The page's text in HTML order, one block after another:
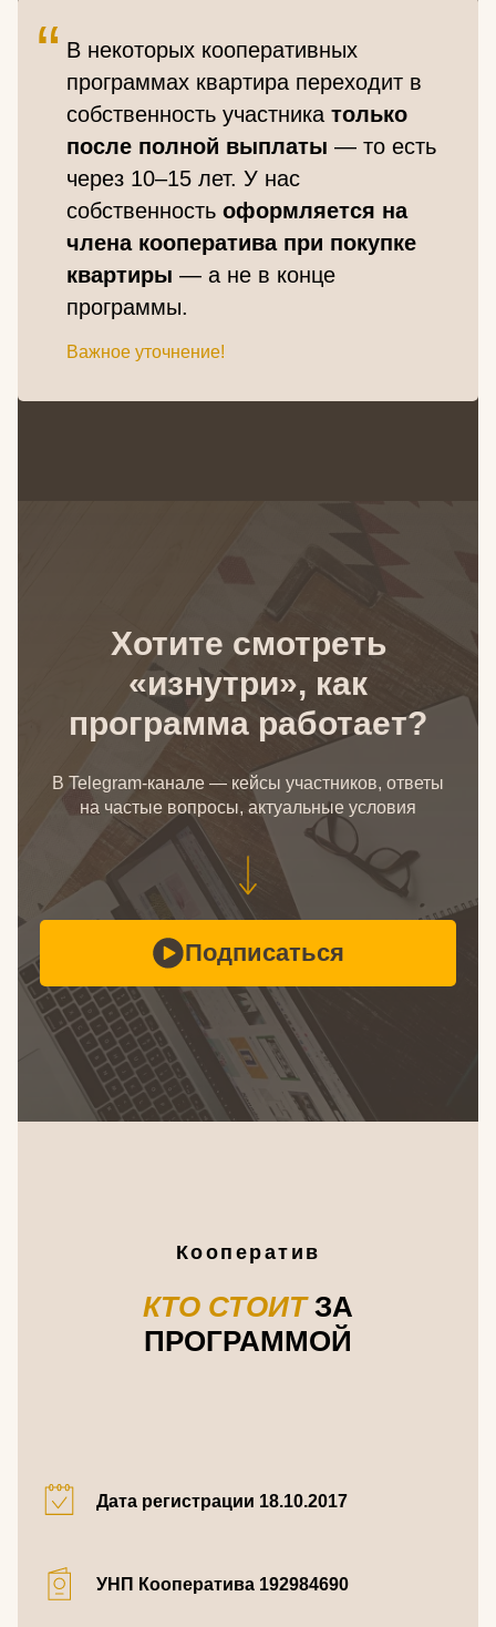
“ В некоторых кооперативных
программах квартира переходит в
собственность участника только
после полной выплаты — то есть
через 10–15 лет. У нас
собственность оформляется на
члена кооператива при покупке
квартиры — а не в конце
программы.
Важное уточнение!
Хотите смотреть
«изнутри», как
программа работает?
В Telegram-канале — кейсы участников, ответы
на частые вопросы, актуальные условия
Подписаться
Кооператив
КТО СТОИТЗА
ПРОГРАММОЙ
Дата регистрации 18.10.2017
УНП Кооператива 192984690